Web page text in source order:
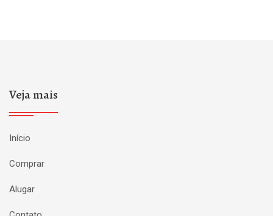
Veja mais
Início
Comprar
Alugar